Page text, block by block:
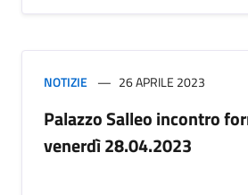
NOTIZIE 26 APRILE 2023
Palazzo Salleo incontro
venerdì 28.04.2023